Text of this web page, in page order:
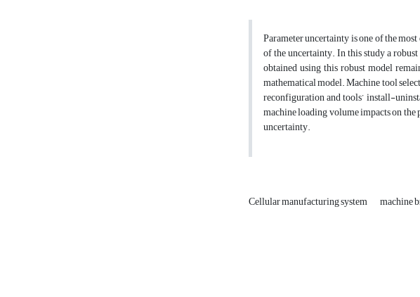
Parameter uncertainty is one of the
of the uncertainty. In this study a
obtained using this robust model
mathematical model. Machine tool
reconfiguration and tools’ install-
machine loading volume impacts on
uncertainty.
Cellular manufacturing system machine